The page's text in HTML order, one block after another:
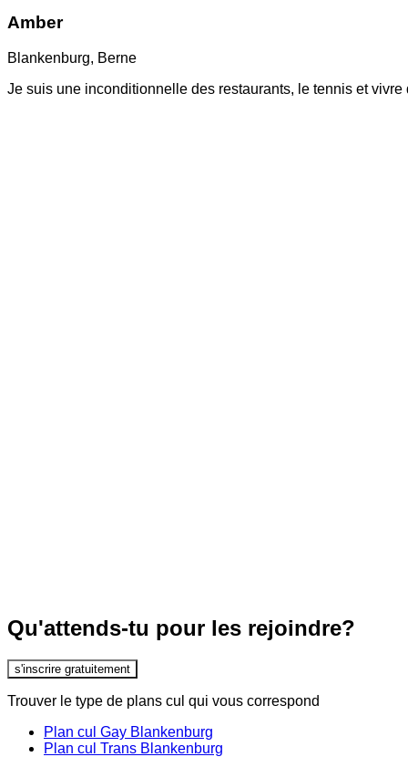
Amber
Blankenburg, Berne
Je suis une inconditionnelle des restaurants, le tennis et
Qu'attends-tu pour les rejoindre?
s'inscrire gratuitement
Trouver le type de plans cul qui vous correspond
Plan cul Gay Blankenburg
Plan cul Trans Blankenburg